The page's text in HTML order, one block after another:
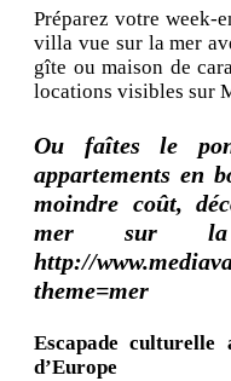
Préparez votre week-
villa vue sur la mer
gîte ou maison de
locations visibles sur
Ou faîtes le
appartements en
moindre coût,
mer sur la
http://
theme=mer
Escapade
d’Europe